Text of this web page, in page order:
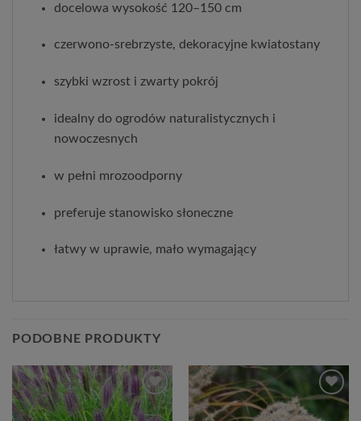
docelowa wysokość 120–150 cm
czerwono‑srebrzyste, dekoracyjne kwiatostany
szybki wzrost i zwarty pokrój
idealny do ogrodów naturalistycznych i
nowoczesnych
w pełni mrozoodporny
preferuje stanowisko słoneczne
łatwy w uprawie, mało wymagający
PODOBNE PRODUKTY
Dodaj
do
do